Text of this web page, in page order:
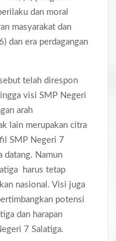
dan moral
masyarakat dan
dan era perdagangan
telah direspon
visi SMP Negeri
arah
lain merupakan citra
SMP Negeri 7
datang. Namun
harus tetap
nasional. Visi juga
potensi
dan harapan
7 Salatiga.